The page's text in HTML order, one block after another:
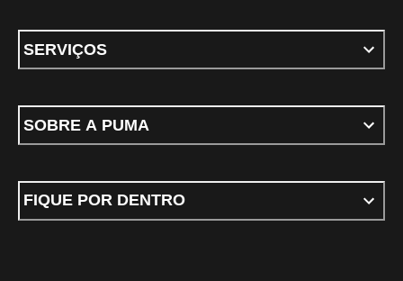
SERVIÇOS
SOBRE A PUMA
FIQUE POR DENTRO